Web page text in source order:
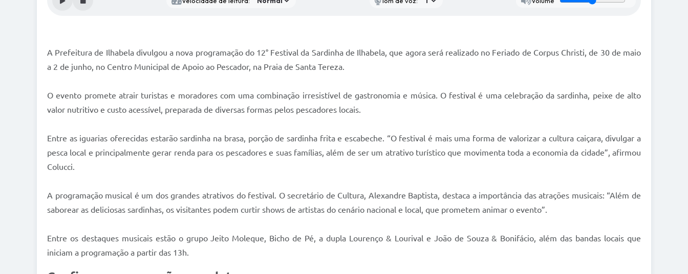
A Prefeitura de Ilhabela divulgou a nova programação do 12° Festival da Sardinha de Ilhabela, que agora será realizado no Feriado de Corpus Christi, de 30 de maio
a 2 de junho, no Centro Municipal de Apoio ao Pescador, na Praia de Santa Tereza.
O evento promete atrair turistas e moradores com uma combinação irresistível de gastronomia e música. O festival é uma celebração da sardinha, peixe de alto
valor nutritivo e custo acessível, preparada de diversas formas pelos pescadores locais.
Entre as iguarias oferecidas estarão sardinha na brasa, porção de sardinha frita e escabeche. “O festival é mais uma forma de valorizar a cultura caiçara, divulgar a
pesca local e principalmente gerar renda para os pescadores e suas famílias, além de ser um atrativo turístico que movimenta toda a economia da cidade”, afirmou
Colucci.
A programação musical é um dos grandes atrativos do festival. O secretário de Cultura, Alexandre Baptista, destaca a importância das atrações musicais: “Além de
saborear as deliciosas sardinhas, os visitantes podem curtir shows de artistas do cenário nacional e local, que prometem animar o evento”.
Entre os destaques musicais estão o grupo Jeito Moleque, Bicho de Pé, a dupla Lourenço & Lourival e João de Souza & Bonifácio, além das bandas locais que
iniciam a programação a partir das 13h.